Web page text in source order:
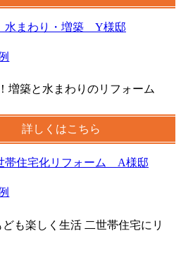
増築と水まわりのリフォーム
詳しくはこちら
も楽しく生活 二世帯住宅にリ